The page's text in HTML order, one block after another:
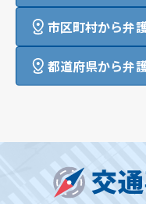
市区町村から弁
都道府県から弁